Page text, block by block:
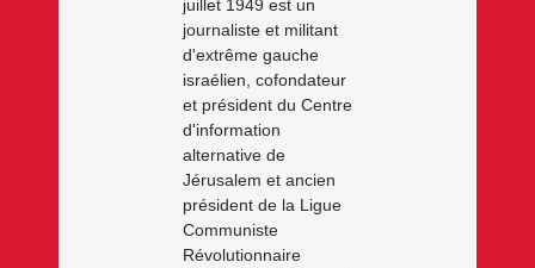
juillet 1949 est un
journaliste et militant
d'extrême gauche
israélien, cofondateur
et président du Centre
d'information
alternative de
Jérusalem et ancien
président de la Ligue
Communiste
Révolutionnaire